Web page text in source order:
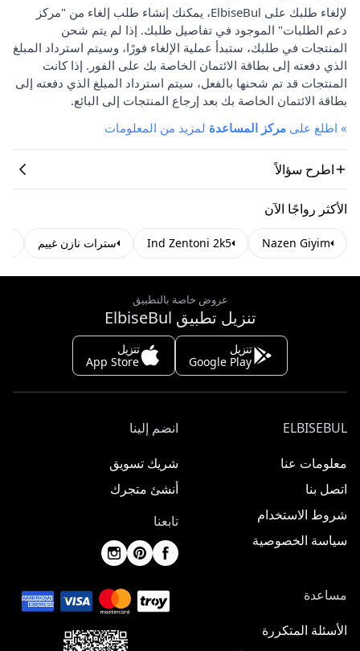
لإلغاء طلبك على ElbiseBul، يمكنك إنشاء طلب إلغاء من "مركز
دعم الطلبات" الموجود في تفاصيل طلبك. إذا لم يتم شحن
المنتجات في طلبك، ستبدأ عملية الإلغاء فورًا، وسيتم استرداد المبلغ
الذي دفعته إلى بطاقة الائتمان الخاصة بك على الفور. إذا كانت
المنتجات قد تم شحنها بالفعل، سيتم استرداد المبلغ الذي دفعته إلى
بطاقة الائتمان الخاصة بك بعد إرجاع المنتجات إلى البائع.
» اطلع على مركز المساعدة لمزيد من المعلومات
اطرح سؤالاً
الأكثر رواجًا الآن
Nazen Giyim
Ind Zentoni 2k5 سترات نازن غييم
عروض خاصة بالتطبيق
تنزيل تطبيق ElbiseBul
تنزيل
Google Play
تنزيل
App Store
ELBISEBUL
معلومات عنا
اتصل بنا
شروط الاستخدام
سياسة الخصوصية
انضم إلينا
شريك تسويق
أنشئ متجرك
تابعنا
مساعدة
الأسئلة المتكررة